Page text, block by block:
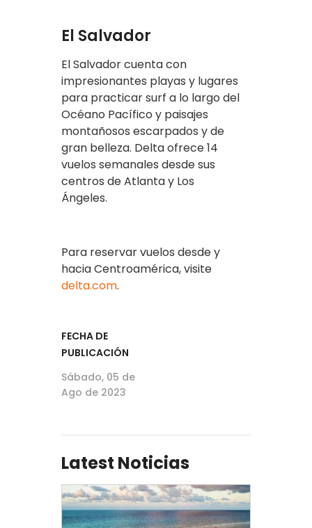
El Salvador
El Salvador cuenta con
impresionantes playas y lugares
para practicar surf a lo largo del
Océano Pacífico y paisajes
montañosos escarpados y de
gran belleza. Delta ofrece 14
vuelos semanales desde sus
centros de Atlanta y Los
Ángeles.
Para reservar vuelos desde y
hacia Centroamérica, visite
delta.com.
FECHA DE
PUBLICACIÓN
Sábado, 05 de
Ago de 2023
Latest Noticias